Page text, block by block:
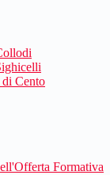
Cento
Formativa